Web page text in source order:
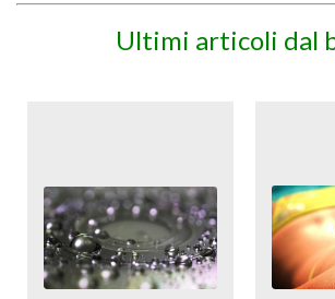
Ultimi articoli dal